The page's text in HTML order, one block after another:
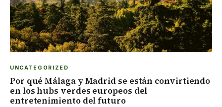
UNCATEGORIZED
Por qué Málaga y Madrid se están convirtiendo
en los hubs verdes europeos del
entretenimiento del futuro